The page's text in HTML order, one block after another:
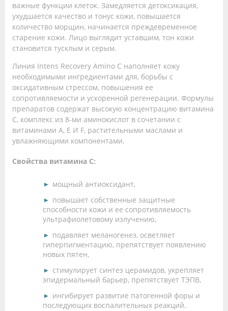
важные функции клеток. Замедляется детоксикация,
ухудшается качество и тонус кожи, повышается
количество морщин, начинается преждевременное
старение кожи. Лицо выглядит уставшим, тон кожи
становится тусклым и серым.
Линия Intens Recovery Amino С наполняет кожу
необходимыми ингредиентами для, борьбы с
оксидативным стрессом, повышения ее
сопротивляемости и ускоренной регенерации. Формулы
препаратов содержат высокую концентрацию витамина
С, комплекс из 8-ми аминокислот в сочетании с
витаминами А, Е И F, растительными маслами и
увлажняющими компонентами.
Свойства витамина С:
мощный антиоксидант,
повышает собственные защитные
способности кожи и ее сопротивляемость
ультрафиолетовому излучению,
подавляет меланогенез, осветляет
гиперпигментацию, препятствует появлению
новых пятен,
стимулирует синтез церамидов, укрепляет
эпидермальный барьер, препятствует ТЭПВ,
ингибирует развитие патогенной форы и
последующих воспалительных реакций.